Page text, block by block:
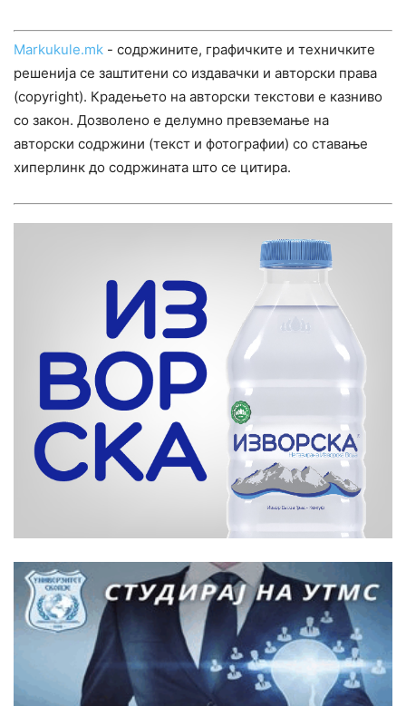
Markukule.mk - содржините, графичките и техничките
решенија се заштитени со издавачки и авторски права
(copyright). Крадењето на авторски текстови е казниво
со закон. Дозволено е делумно превземање на
авторски содржини (текст и фотографии) со ставање
хиперлинк до содржината што се цитира.